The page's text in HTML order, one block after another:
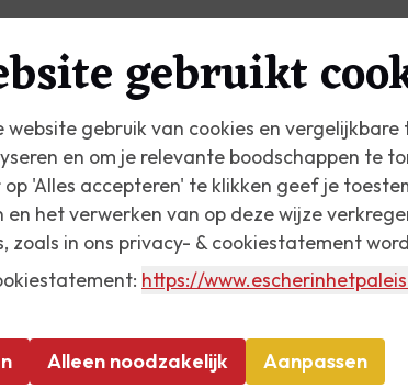
gebruikt
website gebruik van cookies en vergelijkbare
en om je relevante boodschappen te
'Alles accepteren' te klikken geef je
het verwerken van op deze wijze
zoals in ons privacy- & cookiestatement
https://
Alleen noodzakelijk Aanpassen
Plan je bezoek Zien & doen Over